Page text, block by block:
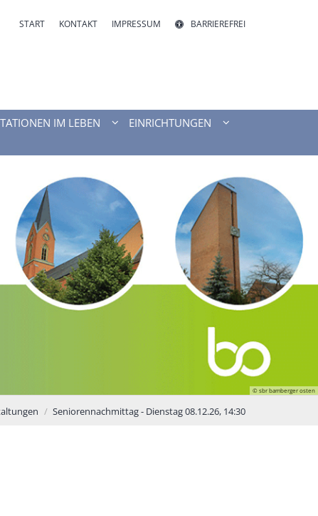
START KONTAKT IMPRESSUM BARRIEREFREI
IM LEBEN
EINRICHTUNGEN
© sbr bamberger osten
Seniorennachmittag - Dienstag 08.12.26, 14:30